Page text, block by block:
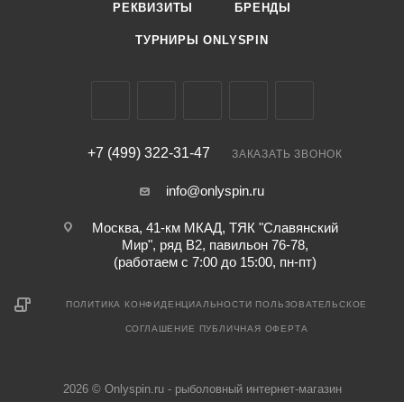
РЕКВИЗИТЫ БРЕНДЫ
ТУРНИРЫ ONLYSPIN
+7 (499) 322-31-47 ЗАКАЗАТЬ ЗВОНОК
info@onlyspin.ru
Москва, 41-км МКАД, ТЯК "Славянский
Мир", ряд В2, павильон 76-78,
(работаем с 7:00 до 15:00, пн-пт)
ПОЛИТИКА КОНФИДЕНЦИАЛЬНОСТИ ПОЛЬЗОВАТЕЛЬСКОЕ
СОГЛАШЕНИЕ ПУБЛИЧНАЯ ОФЕРТА
2026 © Onlyspin.ru - рыболовный интернет-магазин